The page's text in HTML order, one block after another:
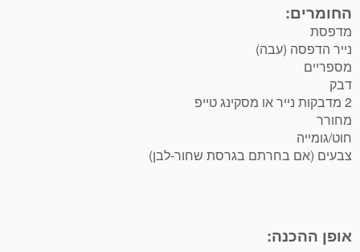
החומרים:
מדפסת
נייר הדפסה (עבה)
מספריים
דבק
2 מדבקות נייר או מסקינג טייפ
מחורר
חוט/גומייה
צבעים (אם בחרתם בגרסת שחור-לבן)
אופן ההכנה: